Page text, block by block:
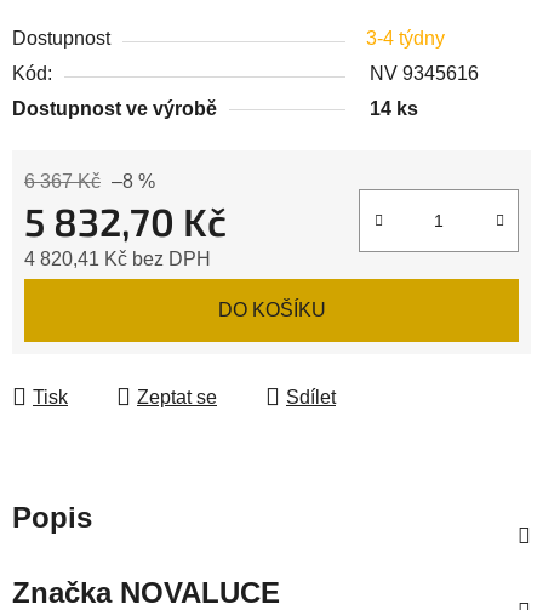
Dostupnost
3-4 týdny
Kód:
NV 9345616
Dostupnost ve výrobě
14 ks
6 367 Kč –8 %
5 832,70 Kč
4 820,41 Kč bez DPH
DO KOŠÍKU
Tisk Zeptat se Sdílet
Popis
ZnačkaNOVALUCE